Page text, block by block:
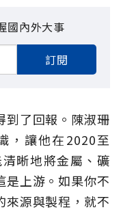
國內外大事
訂閱
到了回報。陳淑珊
，讓他在2020至
晰地將金屬、礦
是上游。如果你不
來源與製程，就不